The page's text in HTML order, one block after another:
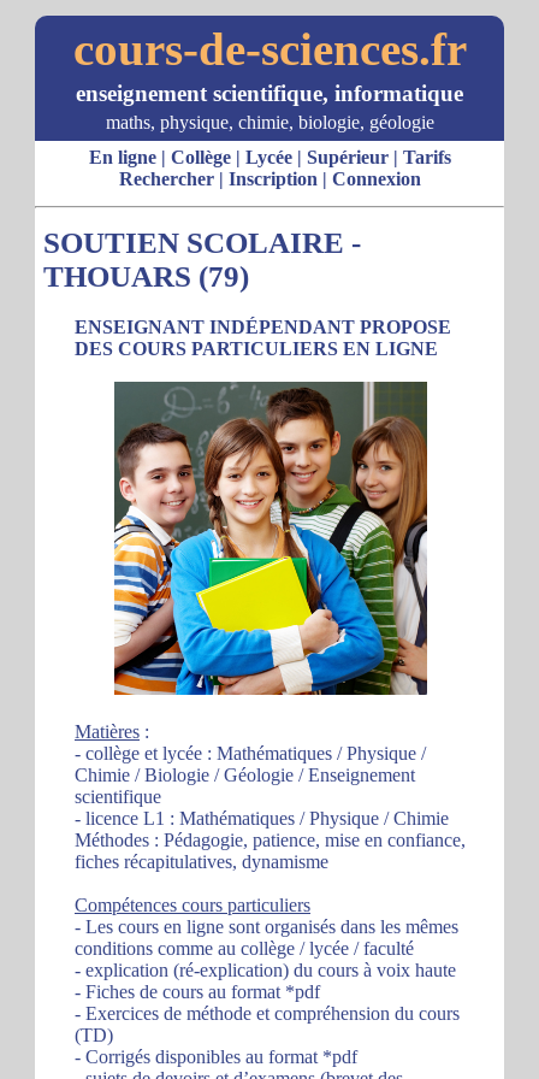
cours-de-sciences.fr
enseignement scientifique, informatique
maths, physique, chimie, biologie, géologie
En ligne| Collège| Lycée| Supérieur| Tarifs
Rechercher| Inscription | Connexion
SOUTIEN SCOLAIRE -
THOUARS (79)
ENSEIGNANT INDÉPENDANT PROPOSE
DES COURS PARTICULIERS EN LIGNE
Matières :
- collège et lycée : Mathématiques / Physique /
Chimie / Biologie / Géologie / Enseignement
scientifique
- licence L1 : Mathématiques / Physique / Chimie
Méthodes : Pédagogie, patience, mise en confiance,
fiches récapitulatives, dynamisme
Compétences cours particuliers
- Les cours en ligne sont organisés dans les mêmes
conditions comme au collège / lycée / faculté
- explication (ré-explication) du cours à voix haute
- Fiches de cours au format *pdf
- Exercices de méthode et compréhension du cours
(TD)
- Corrigés disponibles au format *pdf